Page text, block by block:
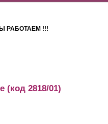
РАБОТАЕМ !!!
(код 2818/01)